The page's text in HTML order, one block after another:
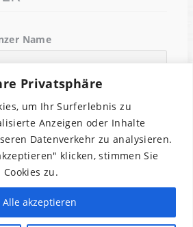
Privatsphäre
um Ihr Surferlebnis zu
Anzeigen oder Inhalte
Datenverkehr zu analysieren.
klicken, stimmen Sie
zu.
Alle akzeptieren
Name
akzeptierst Du unsere